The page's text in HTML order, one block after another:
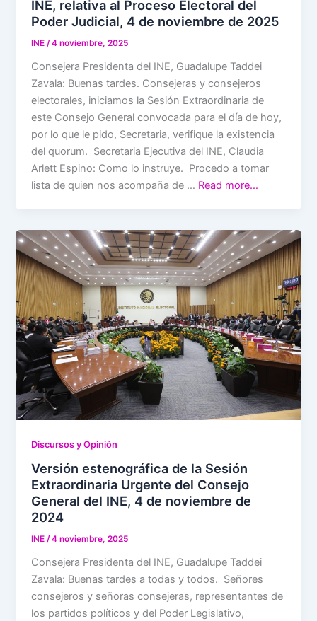
INE, relativa al Proceso Electoral del
Poder Judicial, 4 de noviembre de 2025
INE/4 noviembre, 2025
Consejera Presidenta del INE, Guadalupe Taddei
Zavala: Buenas tardes. Consejeras y consejeros
electorales, iniciamos la Sesión Extraordinaria de
este Consejo General convocada para el día de hoy,
por lo que le pido, Secretaria, verifique la existencia
del quorum. Secretaria Ejecutiva del INE, Claudia
Arlett Espino: Como lo instruye. Procedo a tomar
lista de quien nos acompaña de … Read more…
Discursos y Opinión
Versión estenográfica de la Sesión
Extraordinaria Urgente del Consejo
General del INE, 4 de noviembre de
2024
INE/4 noviembre, 2025
Consejera Presidenta del INE, Guadalupe Taddei
Zavala: Buenas tardes a todas y todos. Señores
consejeros y señoras consejeras, representantes de
los partidos políticos y del Poder Legislativo,